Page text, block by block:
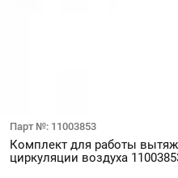
Парт №: 11003853
Комплект для работы
циркуляции воздуха